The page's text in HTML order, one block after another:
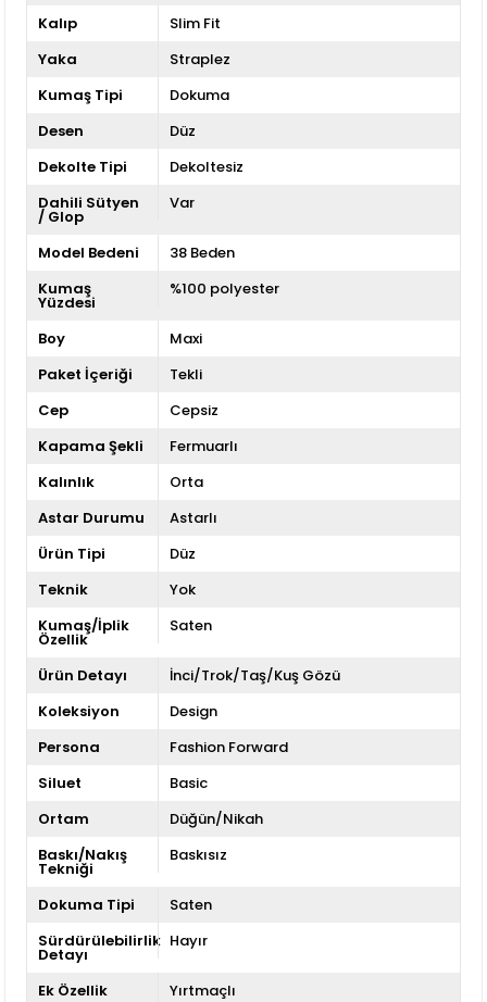
Kalıp
Slim Fit
Yaka
Straplez
Kumaş Tipi
Dokuma
Desen
Düz
Dekolte Tipi
Dekoltesiz
Dahili Sütyen
/ Glop
Var
Model Bedeni
38 Beden
Kumaş
Yüzdesi
%100 polyester
Boy
Maxi
Paket İçeriği
Tekli
Cep
Cepsiz
Kapama Şekli
Fermuarlı
Kalınlık
Orta
Astar Durumu
Astarlı
Ürün Tipi
Düz
Teknik
Yok
Kumaş/İplik
Özellik
Saten
Ürün Detayı
İnci/Trok/Taş/Kuş Gözü
Koleksiyon
Design
Persona
Fashion Forward
Siluet
Basic
Ortam
Düğün/Nikah
Baskı/Nakış
Tekniği
Baskısız
Dokuma Tipi
Saten
Sürdürülebilirlik
Detayı
Hayır
Ek Özellik
Yırtmaçlı